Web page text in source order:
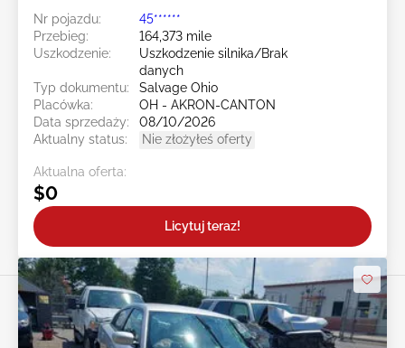
Nr pojazdu:
45******
Przebieg:
164,373 mile
Uszkodzenie:
Uszkodzenie silnika/Brak
danych
Typ dokumentu:
Salvage Ohio
Placówka:
OH - AKRON-CANTON
Data sprzedaży:
08/10/2026
Aktualny status:
Nie złożyłeś oferty
Aktualna oferta:
$0
Licytuj teraz!